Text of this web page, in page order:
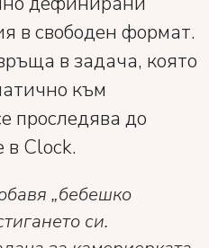
в свободен формат.
в задача, която
към
проследява до
в Clock.
„бебешко
си.